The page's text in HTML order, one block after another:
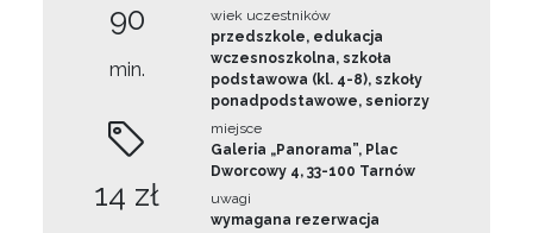
90
min.
14 zł
wiek uczestników
przedszkole, edukacja
wczesnoszkolna, szkoła
podstawowa (kl. 4-8), szkoły
ponadpodstawowe, seniorzy
miejsce
Galeria „Panorama”, Plac
Dworcowy 4, 33-100 Tarnów
uwagi
wymagana rezerwacja